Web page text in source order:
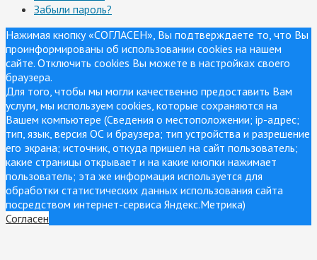
Забыли пароль?
Нажимая кнопку «СОГЛАСЕН», Вы подтверждаете то, что Вы
проинформированы об использовании cookies на нашем
сайте. Отключить cookies Вы можете в настройках своего
браузера.
Для того, чтобы мы могли качественно предоставить Вам
услуги, мы используем cookies, которые сохраняются на
Вашем компьютере (Сведения о местоположении; ip-адрес;
тип, язык, версия ОС и браузера; тип устройства и разрешение
его экрана; источник, откуда пришел на сайт пользователь;
какие страницы открывает и на какие кнопки нажимает
пользователь; эта же информация используется для
обработки статистических данных использования сайта
посредством интернет-сервиса Яндекс.Метрика)
Согласен